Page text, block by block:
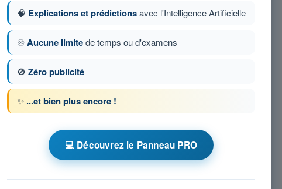
538 sur 1358 Question suivante
ATPL - Licence de pilote de ligne
contrôle de la circulation aérienne
contrôle de la circulation aérienne
de la circulation aérienne
🧠 Explications et prédictionsavec l'Intelligence Artificielle
♾️Aucune limitede temps ou d'examens
🚫 Zéro publicité
✨ ...et bien plus encore !
💻 Découvrez le Panneau PRO